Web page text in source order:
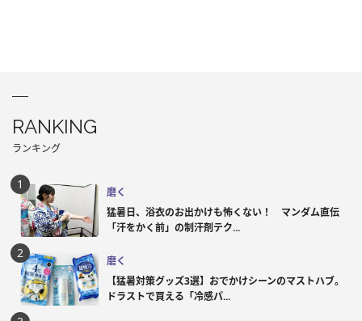
RANKING
ランキング
磨く
猛暑日、浴衣のお出かけも怖くない！ マンダム直伝
「汗をかく前」の制汗剤テク...
磨く
【猛暑対策グッズ3選】おでかけシーンのマストハブ。
ドラストで買える「冷感パ...